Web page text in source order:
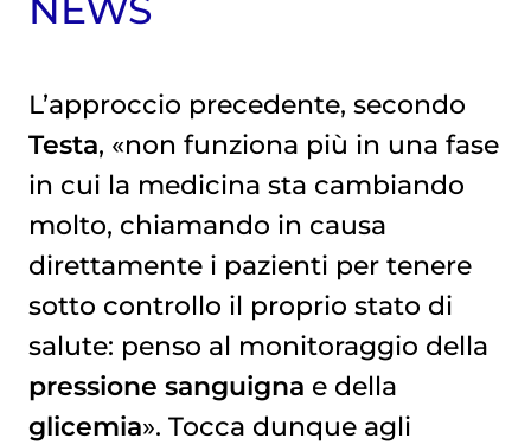
NEWS
L’approccio precedente, secondo
Testa, «non funziona più in una fase
in cui la medicina sta cambiando
molto, chiamando in causa
direttamente i pazienti per tenere
sotto controllo il proprio stato di
salute: penso al monitoraggio della
pressione sanguigna e della
glicemia». Tocca dunque agli